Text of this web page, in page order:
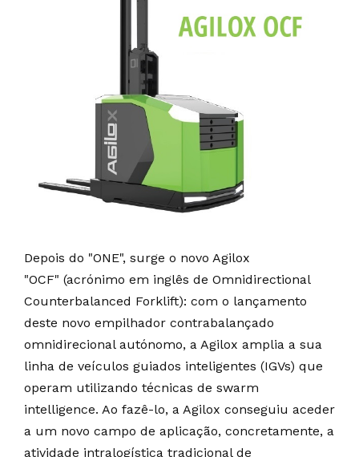
Depois do "ONE", surge o novo Agilox
"OCF" (acrónimo em inglês de Omnidirectional
Counterbalanced Forklift): com o lançamento
deste novo empilhador contrabalançado
omnidirecional autónomo, a Agilox amplia a sua
linha de veículos guiados inteligentes (IGVs) que
operam utilizando técnicas de swarm
intelligence. Ao fazê-lo, a Agilox conseguiu aceder
a um novo campo de aplicação, concretamente, a
atividade intralogística tradicional de